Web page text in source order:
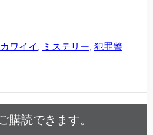
カワイイ , ミステリー, 犯罪警
購読できます。